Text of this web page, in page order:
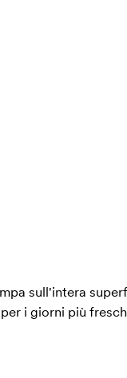
sull'intera
i giorni più